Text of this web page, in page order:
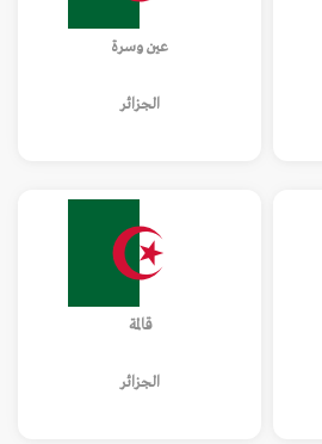
عين وسرة
الجزائر
قالمة
الجزائر